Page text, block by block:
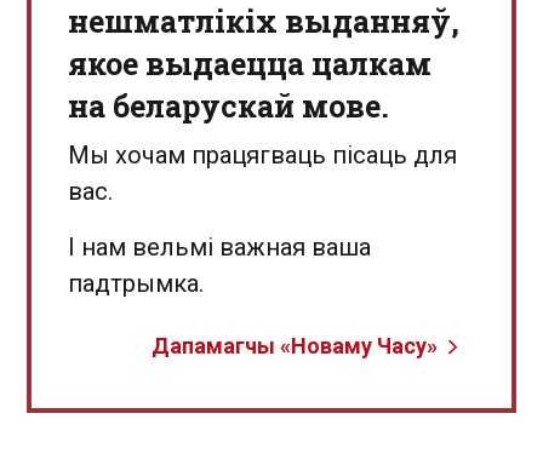
нешматлікіх выданняў,
якое выдаецца цалкам
на беларускай мове.
Мы хочам працягваць пісаць для
вас.
І нам вельмі важная ваша
падтрымка.
Дапамагчы «Новаму Часу»